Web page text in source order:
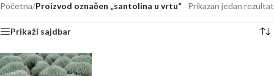
Početna/Proizvod označen „santolina u vrtu“ Prikazan jedan rezultat
Prikaži sajdbar